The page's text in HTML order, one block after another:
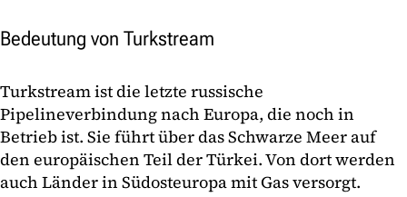
Bedeutung von Turkstream
Turkstream ist die letzte russische
Pipelineverbindung nach Europa, die noch in
Betrieb ist. Sie führt über das Schwarze Meer auf
den europäischen Teil der Türkei. Von dort werden
auch Länder in Südosteuropa mit Gas versorgt.